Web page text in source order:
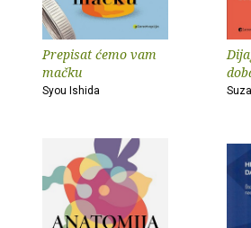
Prepisat ćemo vam
mačku
Syou Ishida